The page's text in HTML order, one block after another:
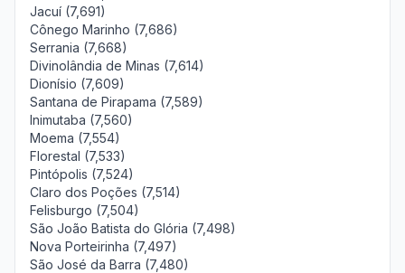
Jacuí (7,691)
Cônego Marinho (7,686)
Serrania (7,668)
Divinolândia de Minas (7,614)
Dionísio (7,609)
Santana de Pirapama (7,589)
Inimutaba (7,560)
Moema (7,554)
Florestal (7,533)
Pintópolis (7,524)
Claro dos Poções (7,514)
Felisburgo (7,504)
São João Batista do Glória (7,498)
Nova Porteirinha (7,497)
São José da Barra (7,480)